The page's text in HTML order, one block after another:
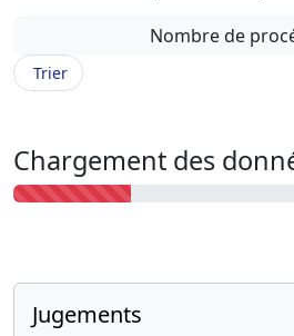
Nombre de
Trier
Chargement des
Jugements